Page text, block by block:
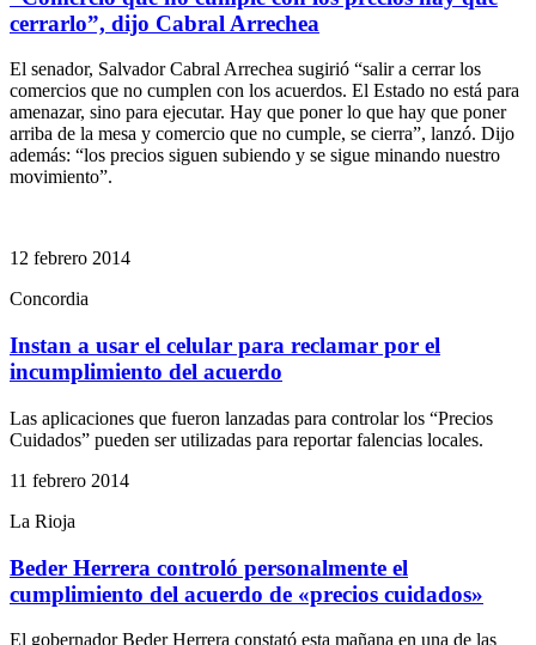
cerrarlo”, dijo Cabral Arrechea
El senador, Salvador Cabral Arrechea sugirió “salir a cerrar los
comercios que no cumplen con los acuerdos. El Estado no está para
amenazar, sino para ejecutar. Hay que poner lo que hay que poner
arriba de la mesa y comercio que no cumple, se cierra”, lanzó. Dijo
además: “los precios siguen subiendo y se sigue minando nuestro
movimiento”.
12 febrero 2014
Concordia
Instan a usar el celular para reclamar por el
incumplimiento del acuerdo
Las aplicaciones que fueron lanzadas para controlar los “Precios
Cuidados” pueden ser utilizadas para reportar falencias locales.
11 febrero 2014
La Rioja
Beder Herrera controló personalmente el
cumplimiento del acuerdo de «precios cuidados»
El gobernador Beder Herrera constató esta mañana en una de las